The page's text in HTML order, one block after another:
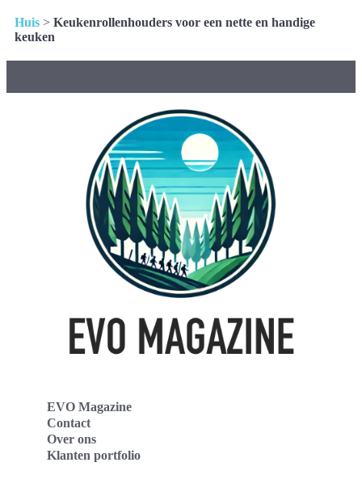
Huis > Keukenrollenhouders voor een nette en handige
keuken
EVO Magazine
Contact
Over ons
Klanten portfolio